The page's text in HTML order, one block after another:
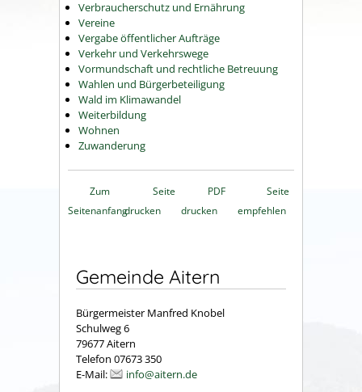
Verbraucherschutz und Ernährung
Vereine
Vergabe öffentlicher Aufträge
Verkehr und Verkehrswege
Vormundschaft und rechtliche Betreuung
Wahlen und Bürgerbeteiligung
Wald im Klimawandel
Weiterbildung
Wohnen
Zuwanderung
Zum
Seitenanfang
Seite
drucken
PDF
drucken
Seite
empfehlen
Gemeinde Aitern
Bürgermeister Manfred Knobel
Schulweg 6
79677 Aitern
Telefon 07673 350
E-Mail:
info@aitern.de